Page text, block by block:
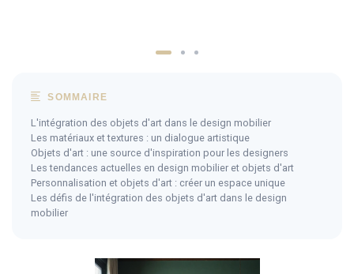
SOMMAIRE
L'intégration des objets d'art dans le design mobilier
Les matériaux et textures : un dialogue artistique
Objets d'art : une source d'inspiration pour les designers
Les tendances actuelles en design mobilier et objets d'art
Personnalisation et objets d'art : créer un espace unique
Les défis de l'intégration des objets d'art dans le design
mobilier